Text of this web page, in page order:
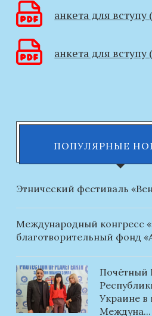
анкета для вступу
анкета для вступу
ПОПУЛЯРНЫЕ
Этнический фестиваль
Международный конгресс
благотворительный фонд
Почётный
Украине в
Междуна...